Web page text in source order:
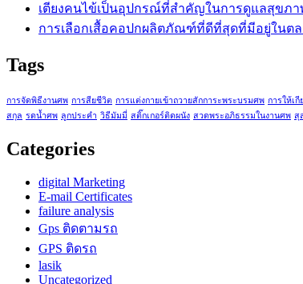
เตียงคนไข้เป็นอุปกรณ์ที่สำคัญในการดูแลสุขภา
การเลือกเสื้อคอปกผลิตภัณฑ์ที่ดีที่สุดที่มีอยู่ในตล
Tags
การจัดพิธีงานศพ การสียชีวิต การแต่งกายเข้าถวายสักการะพระบรมศพ การให้เ
สกุล รดน้ำศพ ลูกประคำ วิธีมัมมี่ สติ๊กเกอร์ติดผนัง สวดพระอภิธรรมในงานศพ สุ
Categories
digital Marketing
E-mail Certificates
failure analysis
Gps ติดตามรถ
GPS ติดรถ
lasik
Uncategorized